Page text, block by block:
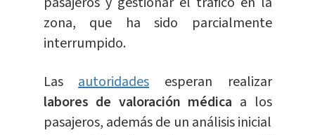
zona, que ha sido parcialmente
interrumpido.
Lasautoridadesesperan realizar
labores de valoración médica a los
pasajeros, además de un análisis inicial